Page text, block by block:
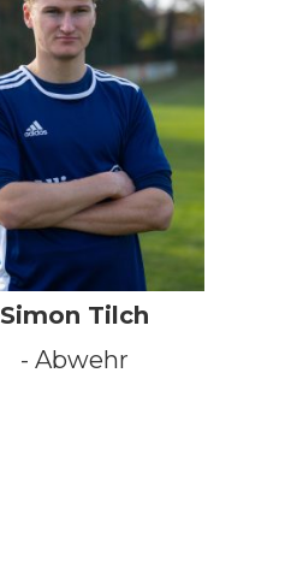
Simon Tilch
- Abwehr